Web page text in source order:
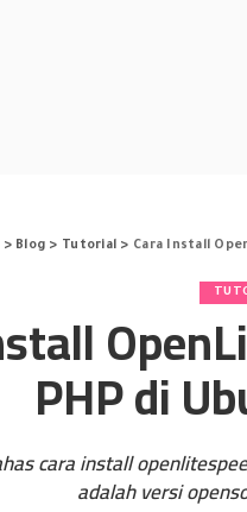
> Blog > Tutorial > Cara Install
PHP di
cara install
adalah versi